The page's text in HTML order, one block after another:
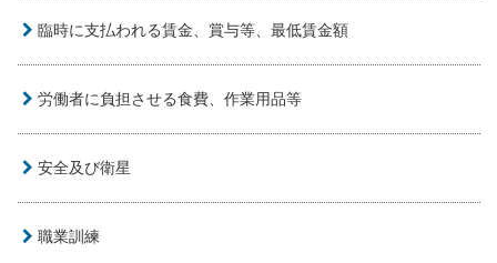
臨時に支払われる賃金、賞与等、最低賃金額
労働者に負担させる食費、作業用品等
安全及び衛星
職業訓練